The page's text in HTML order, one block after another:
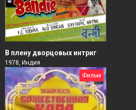
В плену дворцовых интриг
1978, Индия
Фильм